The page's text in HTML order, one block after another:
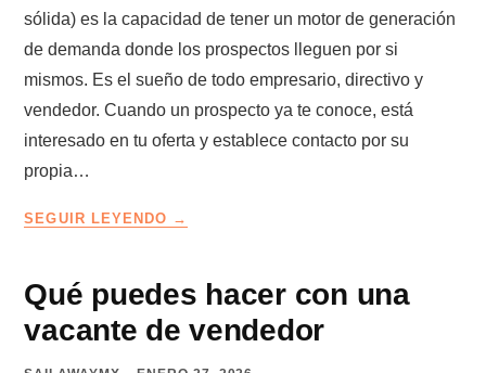
sólida) es la capacidad de tener un motor de generación
de demanda donde los prospectos lleguen por si
mismos. Es el sueño de todo empresario, directivo y
vendedor. Cuando un prospecto ya te conoce, está
interesado en tu oferta y establece contacto por su
propia…
SEGUIR LEYENDO
LOS
CLIENTES
QUE
Qué puedes hacer con una
vacante de vendedor